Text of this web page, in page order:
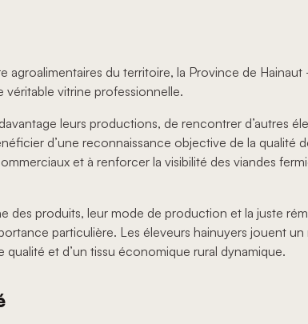
agroalimentaires du territoire, la Province de
véritable vitrine professionnelle.
leurs productions, de rencontrer d’autres
d’une reconnaissance objective de la qualité
et à renforcer la visibilité des viandes
des produits, leur mode de production et la juste
particulière. Les éleveurs hainuyers jouent un
qualité et d’un tissu économique rural dynamique.